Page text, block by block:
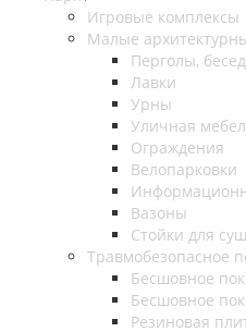
Игровые комплексы
Малые
Перголы,
Лавки
Урны
Уличная
Ограждения
Велопарковки
Вазоны
Стойки для
Травмобезопасное
Бесшовное
Бесшовное
Резиновая